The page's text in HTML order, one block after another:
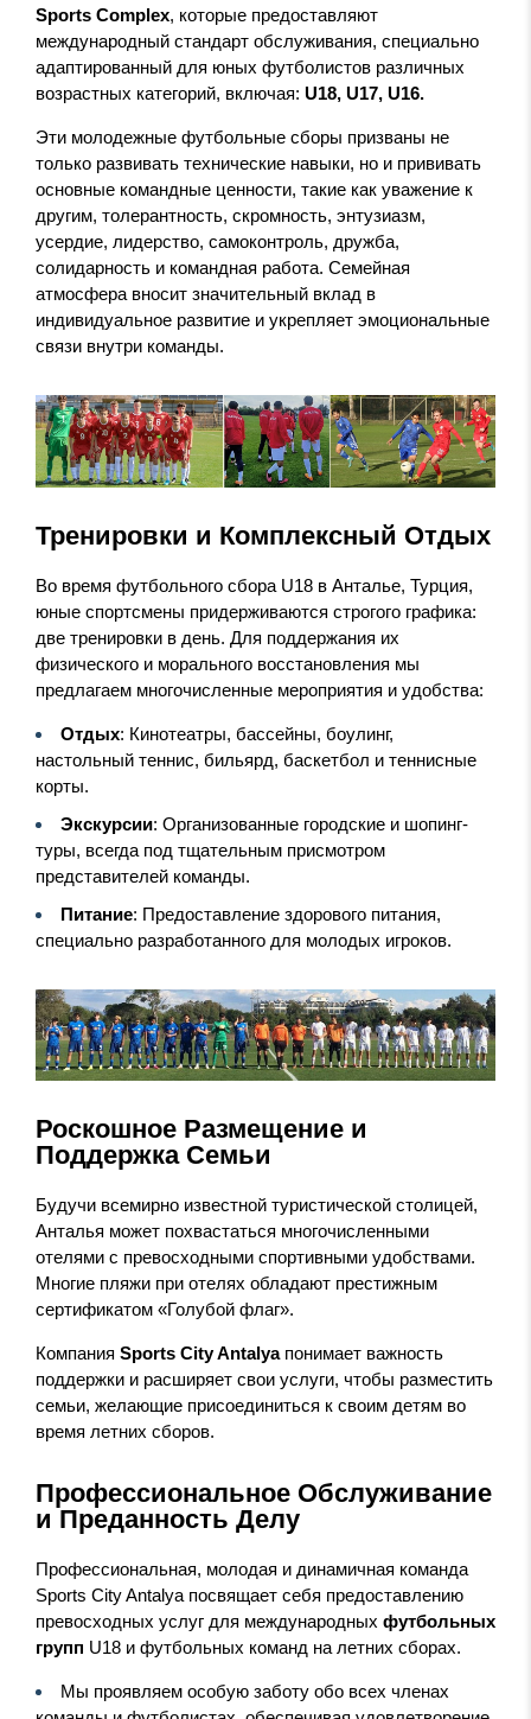
Sports Complex, которые предоставляют
международный стандарт обслуживания, специально
адаптированный для юных футболистов различных
возрастных категорий, включая: U18, U17, U16.
Эти молодежные футбольные сборы призваны не
только развивать технические навыки, но и прививать
основные командные ценности, такие как уважение к
другим, толерантность, скромность, энтузиазм,
усердие, лидерство, самоконтроль, дружба,
солидарность и командная работа. Семейная
атмосфера вносит значительный вклад в
индивидуальное развитие и укрепляет эмоциональные
связи внутри команды.
Тренировки и Комплексный Отдых
Во время футбольного сбора U18 в Анталье, Турция,
юные спортсмены придерживаются строгого графика:
две тренировки в день. Для поддержания их
физического и морального восстановления мы
предлагаем многочисленные мероприятия и удобства:
Отдых: Кинотеатры, бассейны, боулинг,
настольный теннис, бильярд, баскетбол и теннисные
корты.
Экскурсии: Организованные городские и шопинг-
туры, всегда под тщательным присмотром
представителей команды.
Питание: Предоставление здорового питания,
специально разработанного для молодых игроков.
Роскошное Размещение и
Поддержка Семьи
Будучи всемирно известной туристической столицей,
Анталья может похвастаться многочисленными
отелями с превосходными спортивными удобствами.
Многие пляжи при отелях обладают престижным
сертификатом «Голубой флаг».
Компания Sports City Antalya понимает важность
поддержки и расширяет свои услуги, чтобы разместить
семьи, желающие присоединиться к своим детям во
время летних сборов.
Профессиональное Обслуживание
и Преданность Делу
Профессиональная, молодая и динамичная команда
Sports City Antalya посвящает себя предоставлению
превосходных услуг для международных футбольных
групп U18 и футбольных команд на летних сборах.
Мы проявляем особую заботу обо всех членах